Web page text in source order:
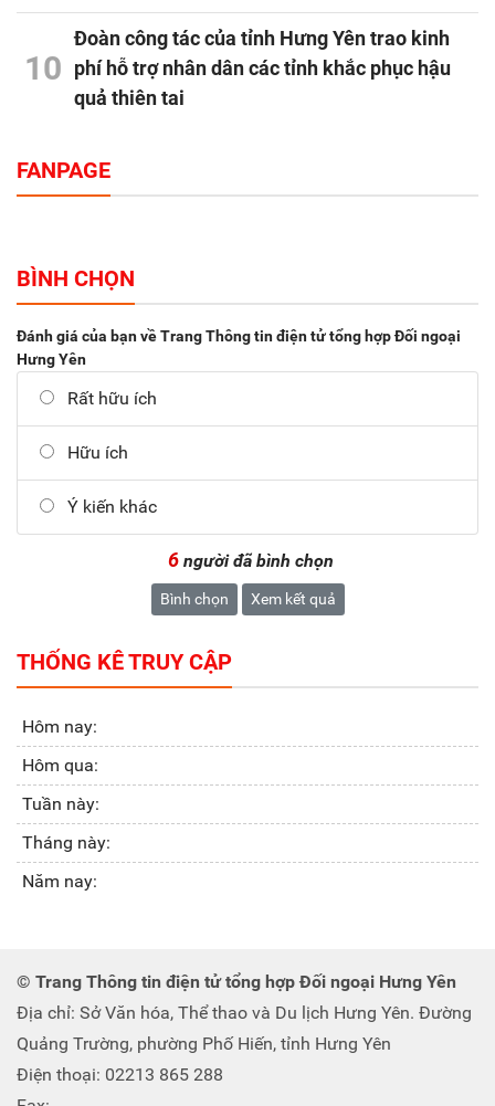
10
Đoàn công tác của tỉnh Hưng Yên trao kinh
phí hỗ trợ nhân dân các tỉnh khắc phục hậu
quả thiên tai
FANPAGE
BÌNH CHỌN
Đánh giá của bạn về Trang Thông tin điện tử tổng hợp Đối ngoại
Hưng Yên
Rất hữu ích
Hữu ích
Ý kiến khác
6 người đã bình chọn
Bình chọn Xem kết quả
THỐNG KÊ TRUY CẬP
Hôm nay:
Hôm qua:
Tuần này:
Tháng này:
Năm nay:
© Trang Thông tin điện tử tổng hợp Đối ngoại Hưng Yên
Địa chỉ: Sở Văn hóa, Thể thao và Du lịch Hưng Yên. Đường
Quảng Trường, phường Phố Hiến, tỉnh Hưng Yên
Điện thoại: 02213 865 288